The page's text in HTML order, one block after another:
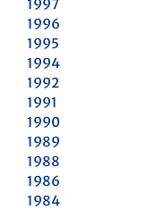
1997
1996
1995
1994
1992
1991
1990
1989
1988
1986
1984